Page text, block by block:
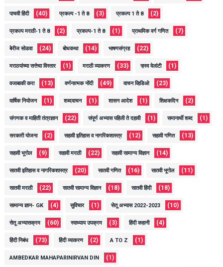
पाचवी हिंदी (40) प्रकल्प -1 ते 8 (3) प्रकल्प 1 ते 8 (2)
प्रकल्प मराठी-1 ते 8 (2) प्रकल्प-1 ते 8 (1) प्राथमिक वर्ग गणित (7)
बेरीज सोडवा (24) बोधकथा (14) भाषणसंग्रह (22)
मराठयांच्या सत्तेचा विस्तार (1) मराठी व्याकरण (33) ऱ्हस्व वेलांटी (1)
वजाबाकी करा (13) वर्णनात्मक नोंदी (49) वाचन व्हिडिओ (23)
वार्षिक नियोजन (1) शब्दवाचन (1) शासन आदेश (1) शिक्षकदिन (2)
संगणक व माहिती तंत्रज्ञान (22) संपूर्ण अभ्यास पहिली ते दहावी (1) समानार्थी शब्द (1)
सरकारी योजना (2) सहावी इतिहास व नागरिकशास्त्र (12) सहावी गणित (13)
सहावी भूगोल (9) सहावी मराठी (22) सहावी सामान्य विज्ञान (14)
सातवी इतिहास व नागरिकशास्त्र (20) सातवी गणित (16) सातवी भूगोल (11)
सातवी मराठी (22) सातवी सामान्य विज्ञान (18) सातवी हिंदी (18)
सामान्य ज्ञान- GK (4) सुविचार (1) सेतू अभ्यास 2022-2023 (10)
सेतू अभ्यासक्रम (60) स्वाध्याय उपक्रम (3) हिंदी कहानी (4)
हिंदी निबंध (73) हिंदी व्याकरण (2) A TO Z (1)
AMBEDKAR MAHAPARINIRVAN DIN (1)